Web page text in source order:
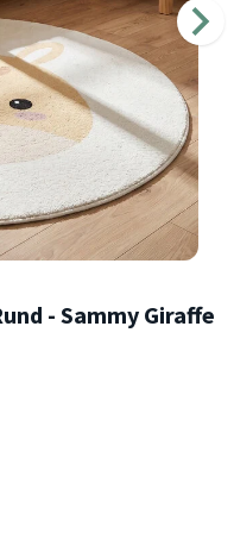
- Sammy Giraffe